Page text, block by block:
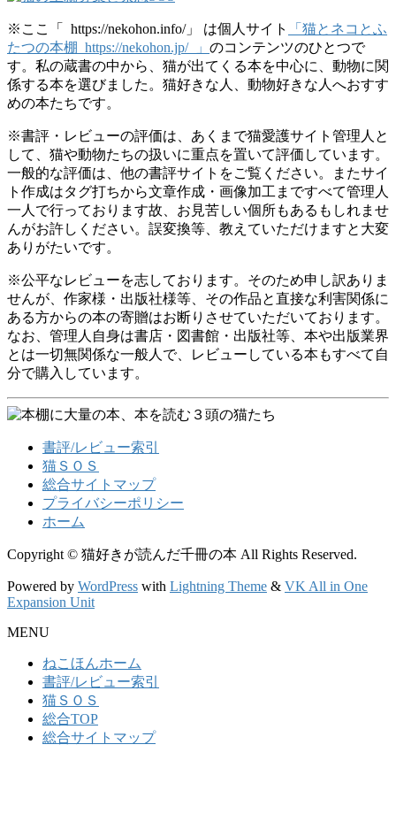
※ここ「 https://nekohon.info/」 は個人サイト
「猫とネコとふ
たつの本棚 https://nekohon.jp/ 」 のコンテンツのひとつで
す。私の蔵書の中から、猫が出てくる本を中心に、動物に関
係する本を選びました。猫好きな人、動物好きな人へおすす
めの本たちです。
※書評・レビューの評価は、あくまで猫愛護サイト管理人と
して、猫や動物たちの扱いに重点を置いて評価しています。
一般的な評価は、他の書評サイトをご覧ください。またサイ
ト作成はタグ打ちから文章作成・画像加工まですべて管理人
一人で行っております故、お見苦しい個所もあるもしれませ
んがお許しください。誤変換等、教えていただけますと大変
ありがたいです。
※公平なレビューを志しております。そのため申し訳ありま
せんが、作家様・出版社様等、その作品と直接な利害関係に
ある方からの本の寄贈はお断りさせていただいております。
なお、管理人自身は書店・図書館・出版社等、本や出版業界
とは一切無関係な一般人で、レビューしている本もすべて自
分で購入しています。
書評/レビュー索引
猫ＳＯＳ
総合サイトマップ
プライバシーポリシー
ホーム
Copyright © 猫好きが読んだ千冊の本 All Rights Reserved.
Powered by WordPress with Lightning Theme & VK All in One
Expansion Unit
MENU
ねこほんホーム
書評/レビュー索引
猫ＳＯＳ
総合TOP
総合サイトマップ